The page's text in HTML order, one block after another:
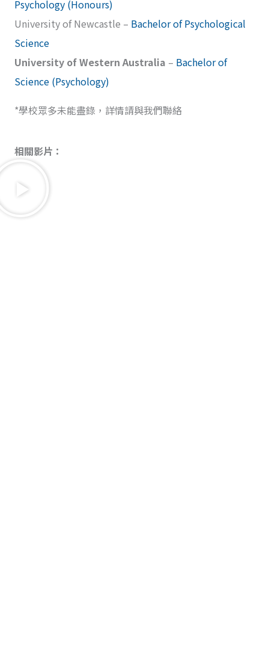
Psychology (Honours)
University of Newcastle – Bachelor of Psychological
Science
University of Western Australia – Bachelor of
Science (Psychology)
*學校眾多未能盡錄，詳情請與我們聯絡
相關影片：